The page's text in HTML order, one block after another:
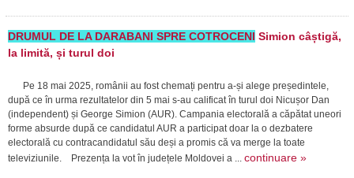
DRUMUL DE LA DARABANI SPRE COTROCENI Simion câștigă,
la limită, și turul doi
Pe 18 mai 2025, românii au fost chemați pentru a-și alege președintele,
după ce în urma rezultatelor din 5 mai s-au calificat în turul doi Nicușor Dan
(independent) și George Simion (AUR). Campania electorală a căpătat uneori
forme absurde după ce candidatul AUR a participat doar la o dezbatere
electorală cu contracandidatul său deși a promis că va merge la toate
televiziunile. Prezența la vot în județele Moldovei a ... continuare »